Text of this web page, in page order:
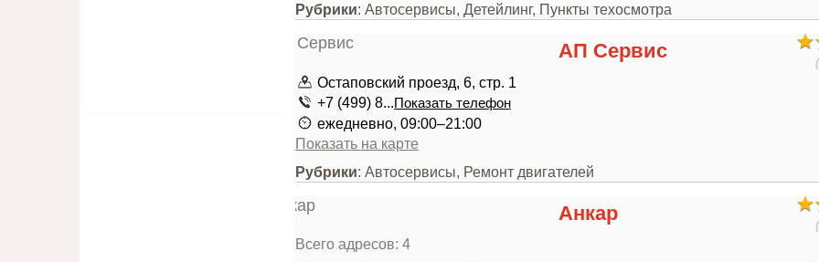
Рубрики: Автосервисы, Детейлинг, Пункты техосмотра
АП Сервис
Остаповский проезд, 6, стр. 1
+7 (499) 8...Показать телефон
ежедневно, 09:00–21:00
Показать на карте
Рубрики: Автосервисы, Ремонт двигателей
Анкар
Всего адресов: 4